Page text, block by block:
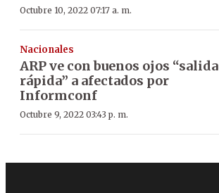
Octubre 10, 2022 07:17 a. m.
Nacionales
ARP ve con buenos ojos “salida
rápida” a afectados por
Informconf
Octubre 9, 2022 03:43 p. m.